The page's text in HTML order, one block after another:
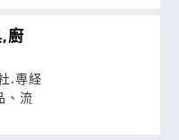
廚
.専経
、流